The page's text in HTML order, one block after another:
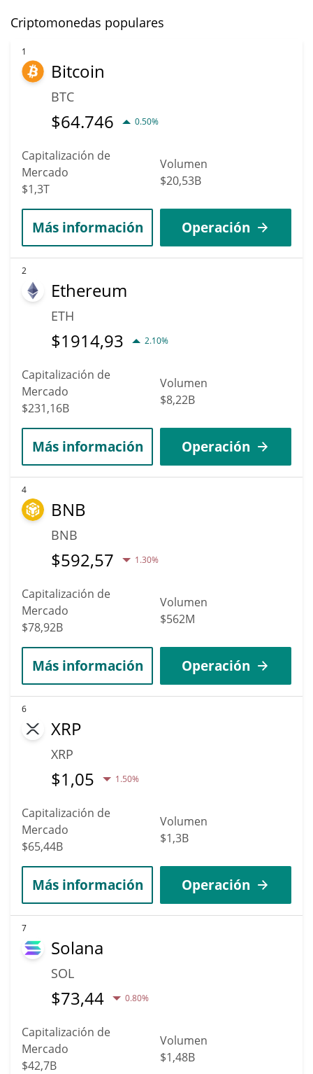
Criptomonedas populares
1
Bitcoin
BTC
$64.746 0.50%
Capitalización de
Mercado
$1,3T
Volumen
$20,53B
Más información Operación
2
Ethereum
ETH
$1914,93 2.10%
Capitalización de
Mercado
$231,16B
Volumen
$8,22B
Más información Operación
4
BNB
BNB
$592,57 1.30%
Capitalización de
Mercado
$78,92B
Volumen
$562M
Más información Operación
6
XRP
XRP
$1,05 1.50%
Capitalización de
Mercado
$65,44B
Volumen
$1,3B
Más información Operación
7
Solana
SOL
$73,44 0.80%
Capitalización de
Mercado
$42,7B
Volumen
$1,48B